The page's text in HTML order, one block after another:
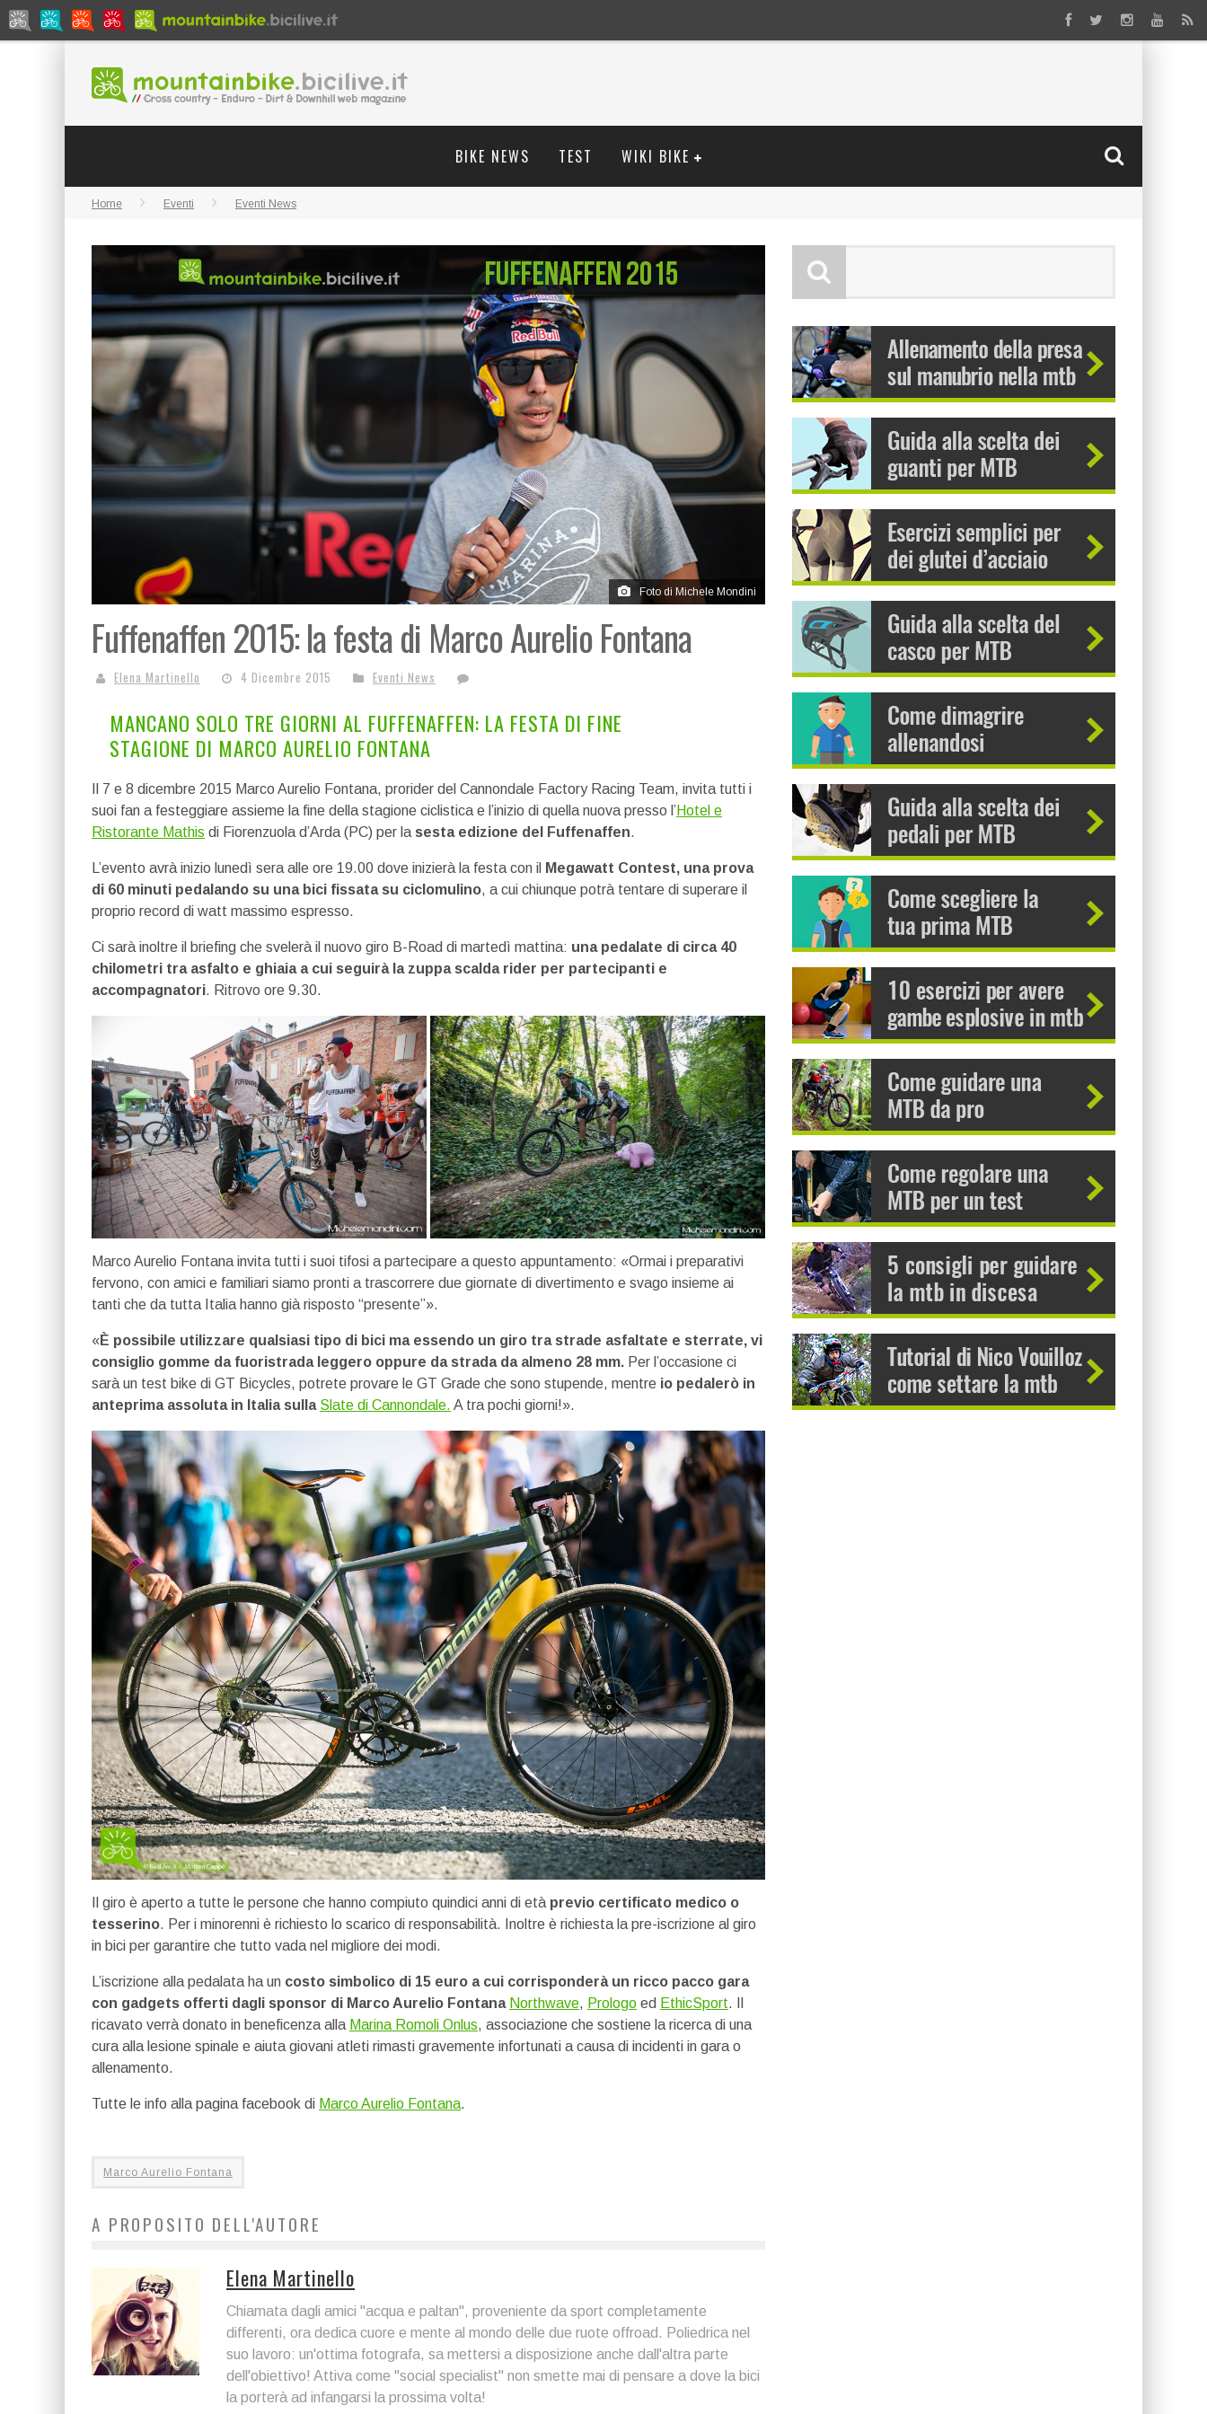
BIKE NEWS TEST WIKI BIKE
Home Eventi Eventi News
Foto di Michele Mondini
Fuffenaffen 2015: la festa di Marco Aurelio Fontana
Elena Martinello 4 Dicembre 2015 Eventi News
MANCANO SOLO TRE GIORNI AL FUFFENAFFEN: LA FESTA DI FINE
STAGIONE DI MARCO AURELIO FONTANA
Il 7 e 8 dicembre 2015 Marco Aurelio Fontana, prorider del Cannondale Factory Racing Team, invita tutti i
suoi fan a festeggiare assieme la fine della stagione ciclistica e l’inizio di quella nuova presso l’Hotel e
Ristorante Mathis di Fiorenzuola d’Arda (PC) per la sesta edizione del Fuffenaffen.
L’evento avrà inizio lunedì sera alle ore 19.00 dove inizierà la festa con il Megawatt Contest, una prova
di 60 minuti pedalando su una bici fissata su ciclomulino, a cui chiunque potrà tentare di superare il
proprio record di watt massimo espresso.
Ci sarà inoltre il briefing che svelerà il nuovo giro B-Road di martedì mattina: una pedalate di circa 40
chilometri tra asfalto e ghiaia a cui seguirà la zuppa scalda rider per partecipanti e
accompagnatori. Ritrovo ore 9.30.
Marco Aurelio Fontana invita tutti i suoi tifosi a partecipare a questo appuntamento: «Ormai i preparativi
fervono, con amici e familiari siamo pronti a trascorrere due giornate di divertimento e svago insieme ai
tanti che da tutta Italia hanno già risposto “presente”».
«È possibile utilizzare qualsiasi tipo di bici ma essendo un giro tra strade asfaltate e sterrate, vi
consiglio gomme da fuoristrada leggero oppure da strada da almeno 28 mm. Per l’occasione ci
sarà un test bike di GT Bicycles, potrete provare le GT Grade che sono stupende, mentre io pedalerò in
anteprima assoluta in Italia sulla Slate di Cannondale. A tra pochi giorni!».
Il giro è aperto a tutte le persone che hanno compiuto quindici anni di età previo certificato medico o
tesserino. Per i minorenni è richiesto lo scarico di responsabilità. Inoltre è richiesta la pre-iscrizione al giro
in bici per garantire che tutto vada nel migliore dei modi.
L’iscrizione alla pedalata ha un costo simbolico di 15 euro a cui corrisponderà un ricco pacco gara
con gadgets offerti dagli sponsor di Marco Aurelio Fontana Northwave, Prologo ed EthicSport. Il
ricavato verrà donato in beneficenza alla Marina Romoli Onlus, associazione che sostiene la ricerca di una
cura alla lesione spinale e aiuta giovani atleti rimasti gravemente infortunati a causa di incidenti in gara o
allenamento.
Tutte le info alla pagina facebook di Marco Aurelio Fontana.
Marco Aurelio Fontana
A PROPOSITO DELL'AUTORE
Elena Martinello
Chiamata dagli amici "acqua e paltan", proveniente da sport completamente
differenti, ora dedica cuore e mente al mondo delle due ruote offroad. Poliedrica nel
suo lavoro: un'ottima fotografa, sa mettersi a disposizione anche dall'altra parte
dell'obiettivo! Attiva come "social specialist" non smette mai di pensare a dove la bici
la porterà ad infangarsi la prossima volta!